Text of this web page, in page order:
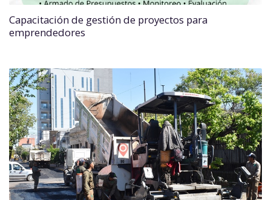
Capacitación de gestión de proyectos para
emprendedores